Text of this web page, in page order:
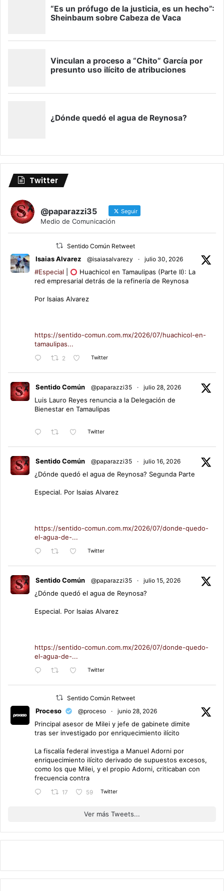
Twitter
@paparazzi35 Seguir
Medio de Comunicación
Sentido Común Retweet
Isaias Alvarez @isaiasalvarezy · julio 30, 2026
#Especial
Huachicol en Tamaulipas (Parte II): La
red empresarial detrás de la refinería de Reynosa
Por Isaias Alvarez
https://sentido-comun.com.mx/2026/07/huachicol-en-
tamaulipas...
2 Twitter
Sentido Común @paparazzi35 · julio 28, 2026
Luis Lauro Reyes renuncia a la Delegación de
Bienestar en Tamaulipas
Twitter
Sentido Común @paparazzi35 · julio 16, 2026
¿Dónde quedó el agua de Reynosa? Segunda Parte
Especial. Por Isaias Alvarez
https://sentido-comun.com.mx/2026/07/donde-quedo-
el-agua-de-...
Twitter
Sentido Común @paparazzi35 · julio 15, 2026
¿Dónde quedó el agua de Reynosa?
Especial. Por Isaias Alvarez
https://sentido-comun.com.mx/2026/07/donde-quedo-
el-agua-de-...
Twitter
Sentido Común Retweet
Proceso @proceso · junio 28, 2026
Principal asesor de Milei y jefe de gabinete dimite
tras ser investigado por enriquecimiento ilícito
La fiscalía federal investiga a Manuel Adorni por
enriquecimiento ilícito derivado de supuestos excesos,
como los que Milei, y el propio Adorni, criticaban con
frecuencia contra
17 59 Twitter
Ver más Tweets...